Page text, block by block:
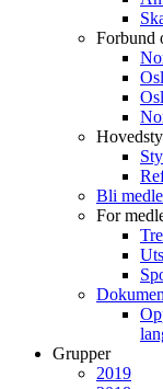
Forbund
Bli
For
Grupper
2019